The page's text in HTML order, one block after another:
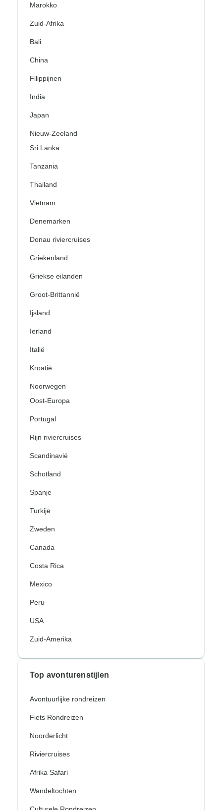
Marokko
Zuid-Afrika
Bali
China
Filippijnen
India
Japan
Nieuw-Zeeland
Sri Lanka
Tanzania
Thailand
Vietnam
Denemarken
Donau riviercruises
Griekenland
Griekse eilanden
Groot-Brittannië
Ijsland
Ierland
Italië
Kroatië
Noorwegen
Oost-Europa
Portugal
Rijn riviercruises
Scandinavië
Schotland
Spanje
Turkije
Zweden
Canada
Costa Rica
Mexico
Peru
USA
Zuid-Amerika
Top avonturenstijlen
Avontuurlijke rondreizen
Fiets Rondreizen
Noorderlicht
Riviercruises
Afrika Safari
Wandeltochten